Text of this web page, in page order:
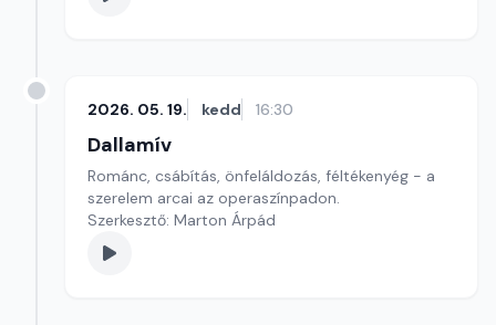
2026. 05. 19. kedd 16:30
Dallamív
Románc, csábítás, önfeláldozás, féltékenyég - a
szerelem arcai az operaszínpadon.
Szerkesztő: Marton Árpád